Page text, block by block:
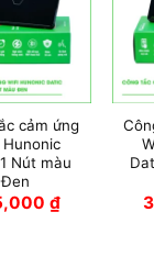
cảm ứng
Hunonic
Nút màu
Đen
₫